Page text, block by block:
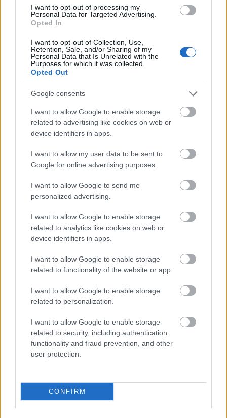
I want to opt-out of processing my
Personal Data for Targeted Advertising.
Opted In
I want to opt-out of Collection, Use,
Retention, Sale, and/or Sharing of my
Personal Data that Is Unrelated with the
Purposes for which it was collected.
Opted Out
Google consents
I want to allow Google to enable storage
related to advertising like cookies on web or
device identifiers in apps.
I want to allow my user data to be sent to
Google for online advertising purposes.
I want to allow Google to send me
personalized advertising.
I want to allow Google to enable storage
related to analytics like cookies on web or
device identifiers in apps.
I want to allow Google to enable storage
related to functionality of the website or app.
I want to allow Google to enable storage
related to personalization.
I want to allow Google to enable storage
related to security, including authentication
functionality and fraud prevention, and other
user protection.
CONFIRM
Fehérvárhoz
Miért kulcsfontosságú a korszerű légtechnika az